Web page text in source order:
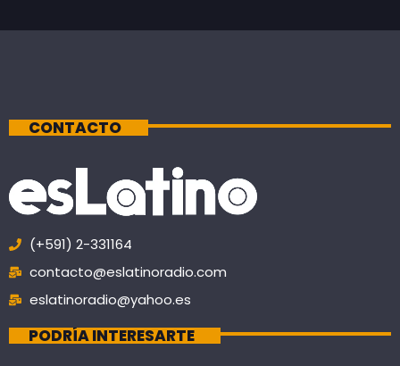
CONTACTO
(+591) 2-331164
contacto@eslatinoradio.com
eslatinoradio@yahoo.es
PODRÍA INTERESARTE